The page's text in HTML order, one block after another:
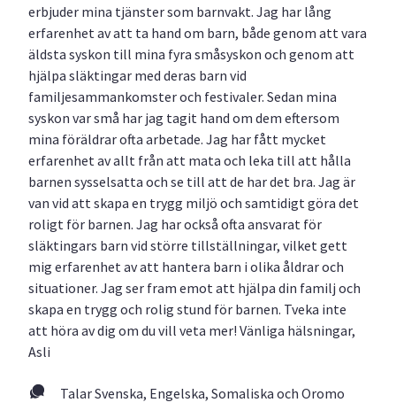
erbjuder mina tjänster som barnvakt. Jag har lång
erfarenhet av att ta hand om barn, både genom att vara
äldsta syskon till mina fyra småsyskon och genom att
hjälpa släktingar med deras barn vid
familjesammankomster och festivaler. Sedan mina
syskon var små har jag tagit hand om dem eftersom
mina föräldrar ofta arbetade. Jag har fått mycket
erfarenhet av allt från att mata och leka till att hålla
barnen sysselsatta och se till att de har det bra. Jag är
van vid att skapa en trygg miljö och samtidigt göra det
roligt för barnen. Jag har också ofta ansvarat för
släktingars barn vid större tillställningar, vilket gett
mig erfarenhet av att hantera barn i olika åldrar och
situationer. Jag ser fram emot att hjälpa din familj och
skapa en trygg och rolig stund för barnen. Tveka inte
att höra av dig om du vill veta mer! Vänliga hälsningar,
Asli
Talar Svenska, Engelska, Somaliska och Oromo